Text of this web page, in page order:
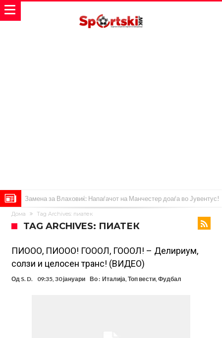
Замена за Влаховиќ: Напаѓачот на Манчестер доаѓа во Јувентус!
УЕФА повторно се заканува со бојкот на турнирите на ФИФА
Мурињо бесен поради одлуката на Реал: Протекоа детали од
разговорот што го потресе Мадрид!
Трансфер бомба во најва – Ливерпул сака да се засили од Реал
Мадрид!
Карагер ги изненади сите со својата прогноза: “Тие ќе ја освојат
Премиер лигата, а причината е едноставна”
Родри ги отвори вратите за трансфер во Барселона, Реал Мадрид
Дома Tag Archives: пиатек
TAG ARCHIVES: ПИАТЕК
ПИООО, ПИООО! ГОООЛ, ГОООЛ! – Делириум,
солзи и целосен транс! (ВИДЕО)
Од S. D. 09:35, 30 јануари Во : Италија Топ вести, Фудбал